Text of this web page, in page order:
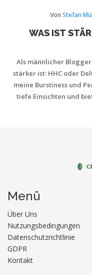
Von Stefan
WAS IST
Als männlicher
stärker ist: HHC oder
meine Burstiness und
tiefe Einsichten und
Menü
Über Uns
Nutzungsbedingungen
Datenschutzrichtlinie
GDPR
Kontakt